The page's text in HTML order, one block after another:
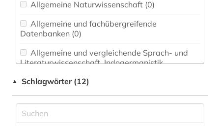
Allgemeine Naturwissenschaft (0)
Datenbanken (0)
Literaturwissenschaft. Indogermanistik.
Anglistik. Amerikanistik (0)
▲ Schlagwörter (12)